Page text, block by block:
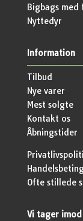
Bigbags
Nyttedyr
Information
Tilbud
Nye varer
Mest solgte
Kontakt os
Åbningstider
Ofte stillede
Vi tager